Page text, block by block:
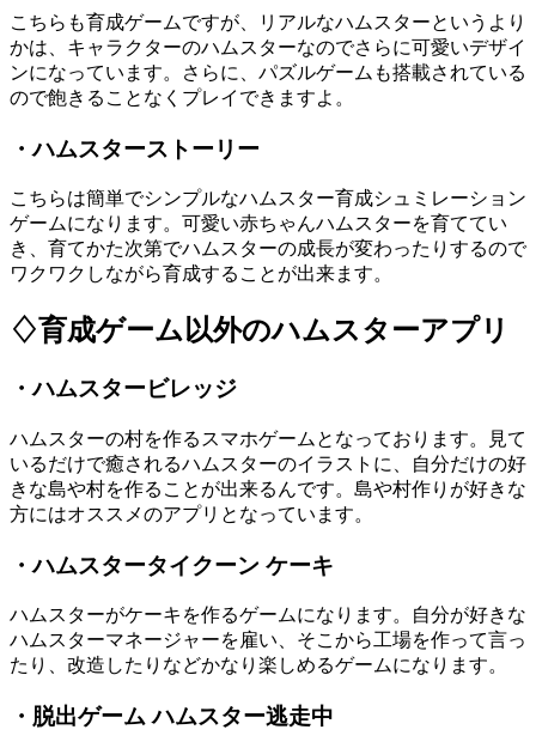
こちらも育成ゲームですが、リアルなハムスターというより
かは、キャラクターのハムスターなのでさらに可愛いデザイ
ンになっています。さらに、パズルゲームも搭載されている
ので飽きることなくプレイできますよ。
・ハムスターストーリー
こちらは簡単でシンプルなハムスター育成シュミレーション
ゲームになります。可愛い赤ちゃんハムスターを育ててい
き、育てかた次第でハムスターの成長が変わったりするので
ワクワクしながら育成することが出来ます。
♢育成ゲーム以外のハムスターアプリ
・ハムスタービレッジ
ハムスターの村を作るスマホゲームとなっております。見て
いるだけで癒されるハムスターのイラストに、自分だけの好
きな島や村を作ることが出来るんです。島や村作りが好きな
方にはオススメのアプリとなっています。
・ハムスタータイクーン ケーキ
ハムスターがケーキを作るゲームになります。自分が好きな
ハムスターマネージャーを雇い、そこから工場を作って言っ
たり、改造したりなどかなり楽しめるゲームになります。
・脱出ゲーム ハムスター逃走中